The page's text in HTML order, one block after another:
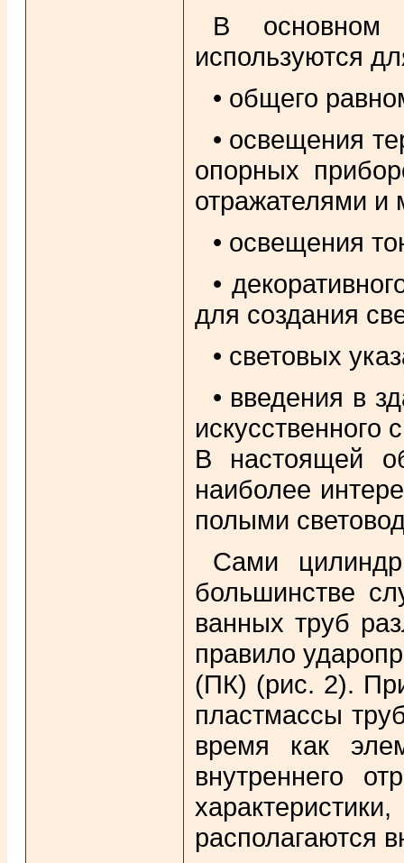
В основном
используются
• общего
• освещения
опорных
отражателями и
• освещения
•
для создания
• световых
• введения в
искусственного
В настоящей
наиболее
полыми
Сами
большинстве
ванных труб
правило
(ПК) (рис. 2).
пластмассы
время как
внутреннего
располагаются